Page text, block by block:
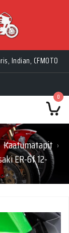
Indian, CFMOTO
0
Kaatumatapit ›
ER-6f 12-